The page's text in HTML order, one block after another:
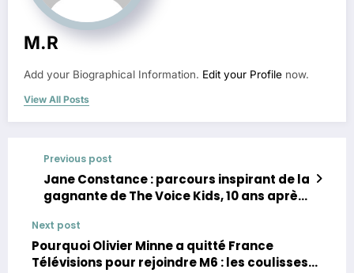
M.R
Add your Biographical Information. Edit your Profile now.
View All Posts
Previous post
Jane Constance : parcours inspirant de la
gagnante de The Voice Kids, 10 ans après
Next post
Pourquoi Olivier Minne a quitté France
Télévisions pour rejoindre M6 : les coulisses